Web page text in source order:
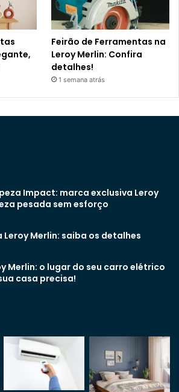
Feirão de Ferramentas na
Leroy Merlin: Confira
detalhes!
1 semana atrás
Impact: marca exclusiva Leroy
pesada sem esforço
Leroy Merlin: saiba os detalhes
Merlin: o lugar do seu carro elétrico
casa precisa!